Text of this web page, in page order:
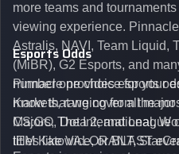
more teams and
viewing experience.
Astralis, NAVI, Team Liquid,
(MiBR), G2 Esports, and
number one choice for your
Know that we cover all
Majors, The International,
IEM Katowice, or BLAST
Esports Odds
Pinnacle provides esports
markets, ranging from the
CS:GO, Dota 2, and League
titles like VALORANT,